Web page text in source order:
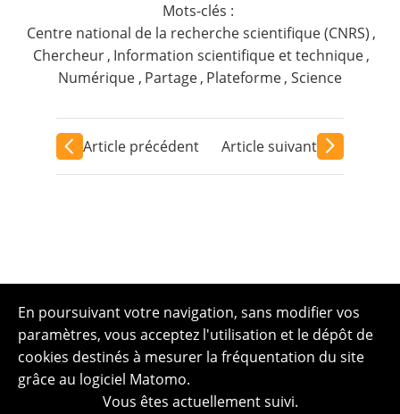
Mots-clés :
Centre national de la recherche scientifique (CNRS) ,
Chercheur, Information scientifique et technique,
Numérique , Partage, Plateforme, Science
Article précédent Article suivant
En poursuivant votre navigation, sans modifier vos
paramètres, vous acceptez l'utilisation et le dépôt de
cookies destinés à mesurer la fréquentation du site
grâce au logiciel Matomo.
Vous êtes actuellement suivi.